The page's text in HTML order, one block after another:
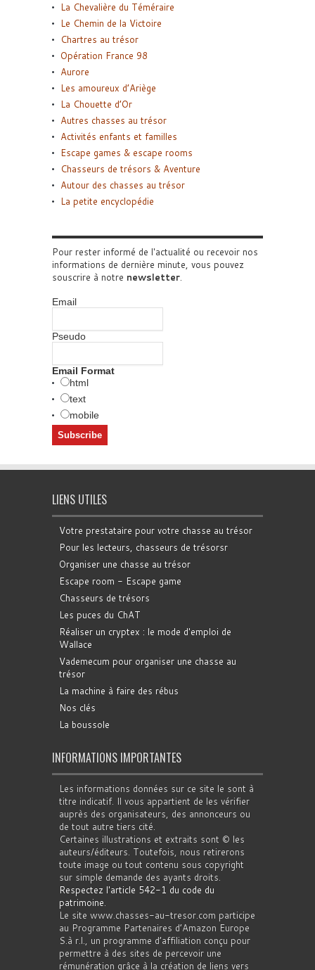
La Chevalière du Téméraire
Le Chemin de la Victoire
Chartres au trésor
Opération France 98
Aurore
Les amoureux d’Ariège
La Chouette d’Or
Autres chasses au trésor
Activités enfants et familles
Escape games & escape rooms
Chasseurs de trésors & Aventure
Autour des chasses au trésor
La petite encyclopédie
Pour rester informé de l'actualité ou recevoir nos
informations de dernière minute, vous pouvez
souscrire à notre newsletter.
Email
Pseudo
Email Format
html
text
mobile
LIENS UTILES
Votre prestataire pour votre chasse au trésor
Pour les lecteurs, chasseurs de trésorsr
Organiser une chasse au trésor
Escape room - Escape game
Chasseurs de trésors
Les puces du ChAT
Réaliser un cryptex : le mode d'emploi de
Wallace
Vademecum pour organiser une chasse au
trésor
La machine à faire des rébus
Nos clés
La boussole
INFORMATIONS IMPORTANTES
Les informations données sur ce site le sont à
titre indicatif. Il vous appartient de les vérifier
auprès des organisateurs, des annonceurs ou
de tout autre tiers cité.
Certaines illustrations et extraits sont © les
auteurs/éditeurs. Toutefois, nous retirerons
toute image ou tout contenu sous copyright
sur simple demande des ayants droits.
Respectez l'article 542-1 du code du
patrimoine.
Le site www.chasses-au-tresor.com participe
au Programme Partenaires d’Amazon Europe
S.à r.l., un programme d’affiliation conçu pour
permettre à des sites de percevoir une
rémunération grâce à la création de liens vers